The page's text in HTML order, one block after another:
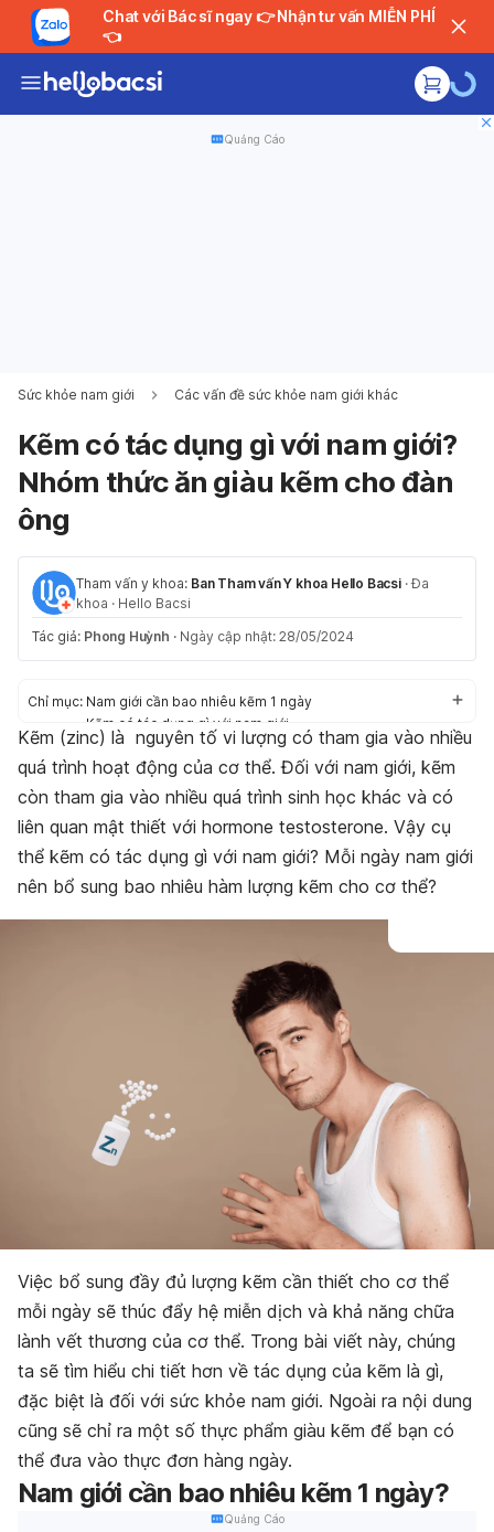
Chat với Bác sĩ ngay 👉 Nhận tư vấn MIỄN PHÍ
👈
Quảng Cáo
Sức khỏe nam giới Các vấn đề sức khỏe nam giới khác
Kẽm có tác dụng gì với nam giới?
Nhóm thức ăn giàu kẽm cho đàn
ông
Tham vấn y khoa: Ban Tham vấn Y khoa Hello Bacsi ·Đa
khoa · Hello Bacsi
Tác giả: Phong Huỳnh · Ngày cập nhật: 28/05/2024
Chỉ mục: Nam giới cần bao nhiêu kẽm 1 ngày
Kẽm có tác dụng gì với nam giới
Thức ăn giàu kẽm cho đàn ông
Câu hỏi thường gặp
Kẽm (zinc) là nguyên tố vi lượng có tham gia vào nhiều
quá trình hoạt động của cơ thể. Đối với nam giới, kẽm
còn tham gia vào nhiều quá trình sinh học khác và có
liên quan mật thiết với hormone testosterone. Vậy cụ
thể kẽm có tác dụng gì với nam giới? Mỗi ngày nam giới
nên bổ sung bao nhiêu hàm lượng kẽm cho cơ thể?
Việc bổ sung đầy đủ lượng kẽm cần thiết cho cơ thể
mỗi ngày sẽ thúc đẩy hệ miễn dịch và khả năng chữa
lành vết thương của cơ thể. Trong bài viết này, chúng
ta sẽ tìm hiểu chi tiết hơn về tác dụng của kẽm là gì,
đặc biệt là đối với sức khỏe nam giới. Ngoài ra nội dung
cũng sẽ chỉ ra một số thực phẩm giàu kẽm để bạn có
thể đưa vào thực đơn hàng ngày.
Nam giới cần bao nhiêu kẽm 1 ngày?
Quảng Cáo